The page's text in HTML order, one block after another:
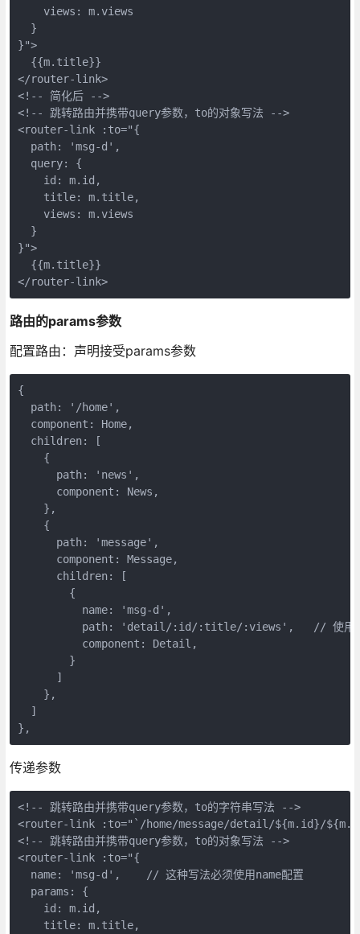
    views: m.views
  }
}">
  {{m.title}}
</router-link>
<!-- 简化后 -->
<!-- 跳转路由并携带query参数，to的对象写法 -->
<router-link :to="{
  path: 'msg-d',
  query: {
    id: m.id,
    title: m.title,
    views: m.views
  }
}">
  {{m.title}}
</router-link>
路由的params参数
配置路由：声明接受params参数
{
  path: '/home',
  component: Home,
  children: [
    {
      path: 'news',
      component: News,
    },
    {
      path: 'message',
      component: Message,
      children: [
        {
          name: 'msg-d',
path: 'detail/:id/:title/:views',   // 使用
          component: Detail,
        }
      ]
    },
  ]
传递参数
<!-- 跳转路由并携带query参数，to的字符串写法 -->
<router-link :to="`/home/message/detail/${m.id}/
<!-- 跳转路由并携带query参数，to的对象写法 -->
<router-link :to="{
  name: 'msg-d',    // 这种写法必须使用name配置
  params: {
    id: m.id,
    title: m.title,